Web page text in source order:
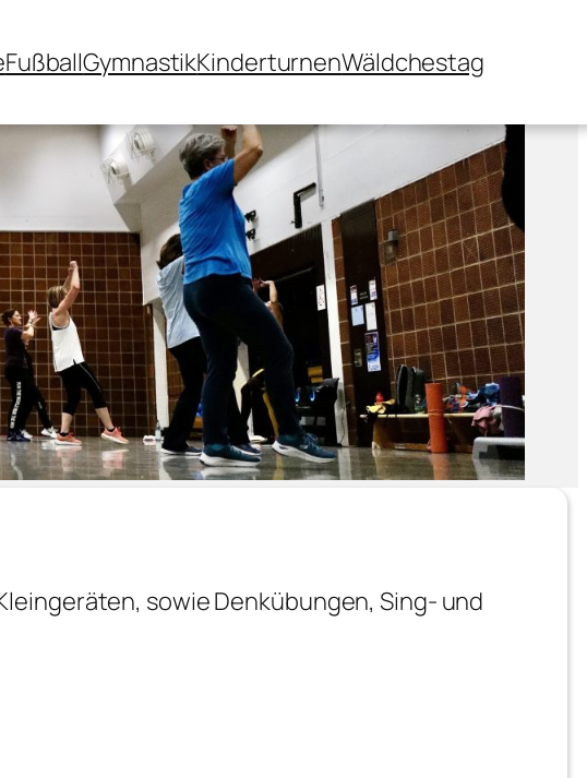
FußballGymnastikKinderturnenWäldchestag
sowie Denkübungen, Sing- und